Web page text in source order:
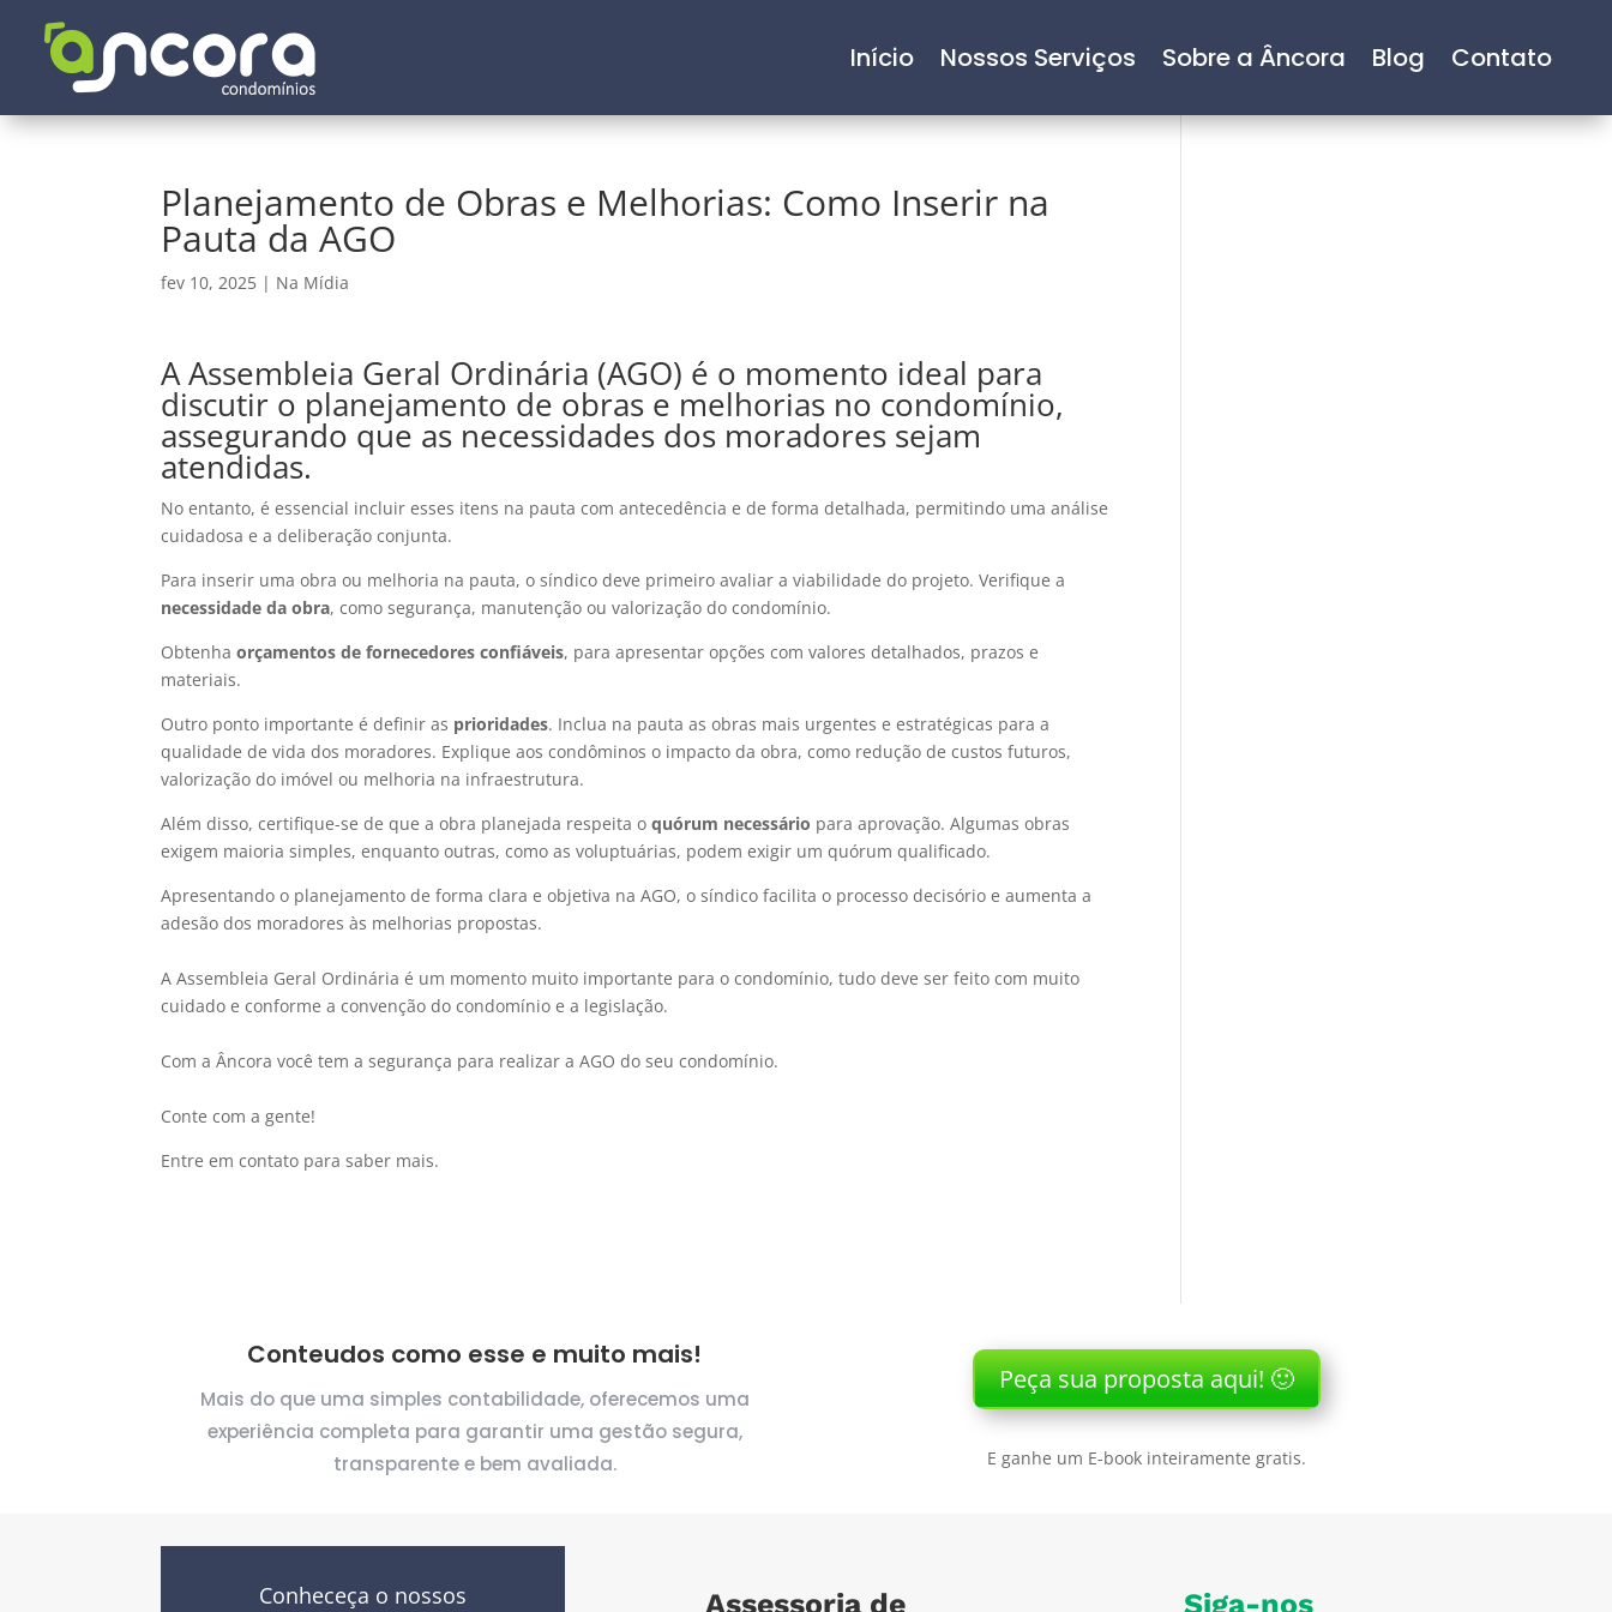
Início Nossos Serviços Sobre a Âncora Blog Contato
Planejamento de Obras e Melhorias: Como Inserir na
Pauta da AGO
fev 10, 2025 | Na Mídia
A Assembleia Geral Ordinária (AGO) é o momento ideal para
discutir o planejamento de obras e melhorias no condomínio,
assegurando que as necessidades dos moradores sejam
atendidas.
No entanto, é essencial incluir esses itens na pauta com antecedência e de forma detalhada, permitindo uma análise
cuidadosa e a deliberação conjunta.
Para inserir uma obra ou melhoria na pauta, o síndico deve primeiro avaliar a viabilidade do projeto. Verifique a
necessidade da obra, como segurança, manutenção ou valorização do condomínio.
Obtenhaorçamentos de fornecedores confiáveis, para apresentar opções com valores detalhados, prazos e
materiais.
Outro ponto importante é definir as prioridades. Inclua na pauta as obras mais urgentes e estratégicas para a
qualidade de vida dos moradores. Explique aos condôminos o impacto da obra, como redução de custos futuros,
valorização do imóvel ou melhoria na infraestrutura.
Além disso, certifique-se de que a obra planejada respeita oquórum necessário para aprovação. Algumas obras
exigem maioria simples, enquanto outras, como as voluptuárias, podem exigir um quórum qualificado.
Apresentando o planejamento de forma clara e objetiva na AGO, o síndico facilita o processo decisório e aumenta a
adesão dos moradores às melhorias propostas.
A Assembleia Geral Ordinária é um momento muito importante para o condomínio, tudo deve ser feito com muito
cuidado e conforme a convenção do condomínio e a legislação.
Com a Âncora você tem a segurança para realizar a AGO do seu condomínio.
Conte com a gente!
Entre em contato para saber mais.
Conteudos como esse e muito mais!
Mais do que uma simples contabilidade, oferecemos uma
experiência completa para garantir uma gestão segura,
transparente e bem avaliada.
Peça sua proposta aqui! 🙂
E ganhe um E-book inteiramente gratis.
Conheceça o nossos Assessoria de Siga-nos